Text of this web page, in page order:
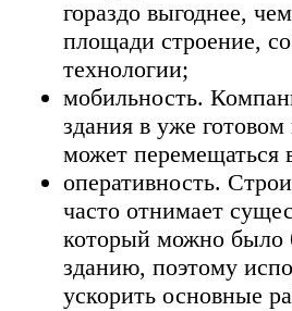
гораздо выгоднее,
площади строение,
технологии;
мобильность.
здания в уже
может перемещаться
оперативность.
часто отнимает
который можно было
зданию, поэтому
ускорить основные